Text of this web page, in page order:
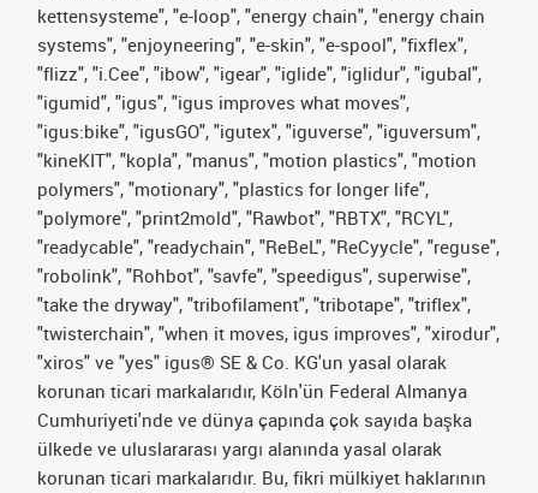
kettensysteme", "e-loop", "energy chain", "energy chain
systems", "enjoyneering", "e-skin", "e-spool", "fixflex",
"flizz", "i.Cee", "ibow", "igear", "iglide", "iglidur", "igubal",
"igumid", "igus", "igus improves what moves",
"igus:bike", "igusGO", "igutex", "iguverse", "iguversum",
"kineKIT", "kopla", "manus", "motion plastics", "motion
polymers", "motionary", "plastics for longer life",
"polymore", "print2mold", "Rawbot", "RBTX", "RCYL",
"readycable", "readychain", "ReBeL", "ReCyycle", "reguse",
"robolink", "Rohbot", "savfe", "speedigus", superwise",
"take the dryway", "tribofilament", "tribotape", "triflex",
"twisterchain", "when it moves, igus improves", "xirodur",
"xiros" ve "yes" igus® SE & Co. KG'un yasal olarak
korunan ticari markalarıdır, Köln'ün Federal Almanya
Cumhuriyeti'nde ve dünya çapında çok sayıda başka
ülkede ve uluslararası yargı alanında yasal olarak
korunan ticari markalarıdır. Bu, fikri mülkiyet haklarının